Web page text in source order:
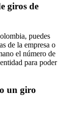
giros de
puedes
de la empresa o
el número de
para poder
un giro